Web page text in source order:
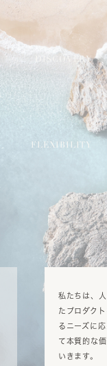
私たちは、
たプロダク
るニーズに
て本質的な
いきます。